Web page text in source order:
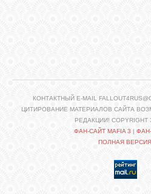
КОНТАКТНЫЙ E-MAIL
ЦИТИРОВАНИЕ МАТЕРИАЛОВ САЙТА
РЕДАКЦИИ! COPYRIGHT
ФАН-САЙТ MAFIA 3 |
ПОЛНАЯ